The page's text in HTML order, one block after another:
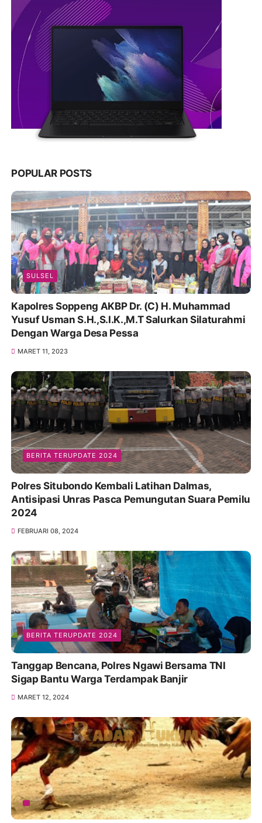
POPULAR POSTS
SULSEL
Kapolres Soppeng AKBP Dr. (C) H. Muhammad
Yusuf Usman S.H.,S.I.K.,M.T Salurkan Silaturahmi
Dengan Warga Desa Pessa
MARET 11, 2023
BERITA TERUPDATE 2024
Polres Situbondo Kembali Latihan Dalmas,
Antisipasi Unras Pasca Pemungutan Suara Pemilu
2024
FEBRUARI 08, 2024
BERITA TERUPDATE 2024
Tanggap Bencana, Polres Ngawi Bersama TNI
Sigap Bantu Warga Terdampak Banjir
MARET 12, 2024